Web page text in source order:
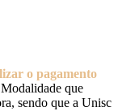
o pagamento
que
sendo que a Unisc